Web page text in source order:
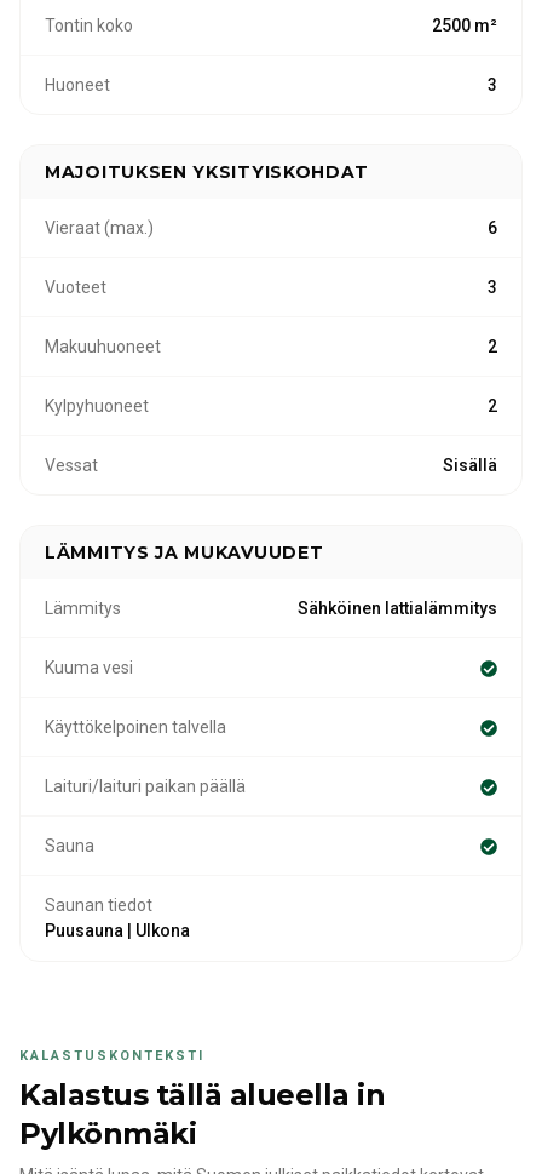
Tontin koko 2500 m²
Huoneet 3
MAJOITUKSEN YKSITYISKOHDAT
Vieraat (max.) 6
Vuoteet 3
Makuuhuoneet 2
Kylpyhuoneet 2
Vessat Sisällä
LÄMMITYS JA MUKAVUUDET
Lämmitys Sähköinen lattialämmitys
Kuuma vesi
Käyttökelpoinen talvella
Laituri/laituri paikan päällä
Sauna
Saunan tiedot
Puusauna | Ulkona
KALASTUSKONTEKSTI
Kalastus tällä alueella in
Pylkönmäki